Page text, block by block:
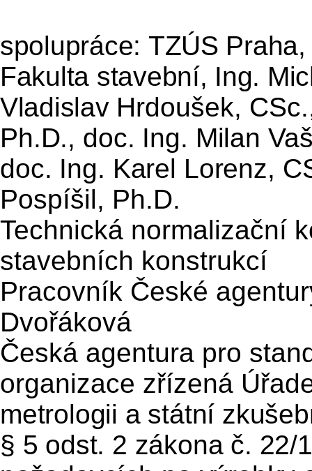
spolupráce: TZÚS
Fakulta stavební, Ing.
Vladislav Hrdoušek,
Ph.D., doc. Ing. Milan
doc. Ing. Karel Lorenz,
Pospíšil, Ph.D.
Technická normalizační
stavebních konstrukcí
Pracovník České
Dvořáková
Česká agentura pro
organizace zřízená
metrologii a státní
§ 5 odst. 2 zákona č. 22/